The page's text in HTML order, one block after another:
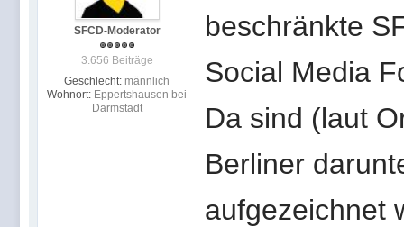
SFCD-Moderator
3.656 Beiträge
Geschlecht: männlich
Wohnort: Eppertshausen bei
Darmstadt
beschränkte
Social Media
Da sind (laut
Berliner
aufgezeichnet